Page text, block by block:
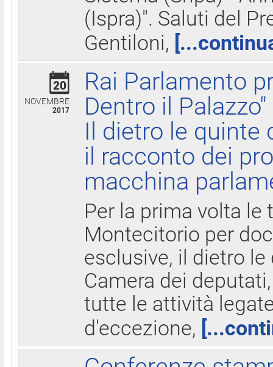
(Ispra)". Saluti del
Gentiloni,
20
NOVEMBRE
2017
Rai Parlamento
Dentro il Palazzo"
Il dietro le quinte
il racconto dei
macchina
Per la prima volta le
Montecitorio per
esclusive, il dietro
Camera dei
tutte le attività
d'eccezione,